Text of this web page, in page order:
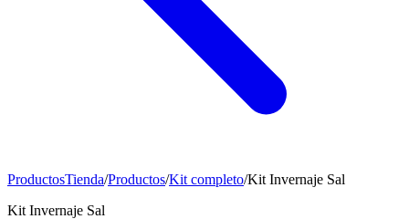
ProductosTienda/Productos/Kit completo/Kit Invernaje Sal
Kit Invernaje Sal